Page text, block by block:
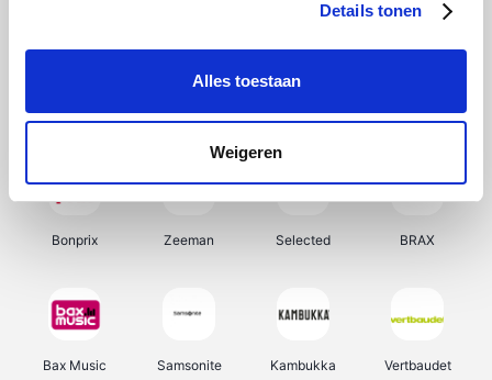
Details tonen
Alles toestaan
Weigeren
My Jewellery Tennis Point Samsung Delonghi
Bonprix Zeeman Selected BRAX
Bax Music Samsonite Kambukka Vertbaudet